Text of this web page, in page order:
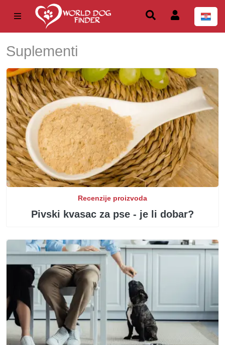
Suplementi
Recenzije proizvoda
Pivski kvasac za pse - je li dobar?